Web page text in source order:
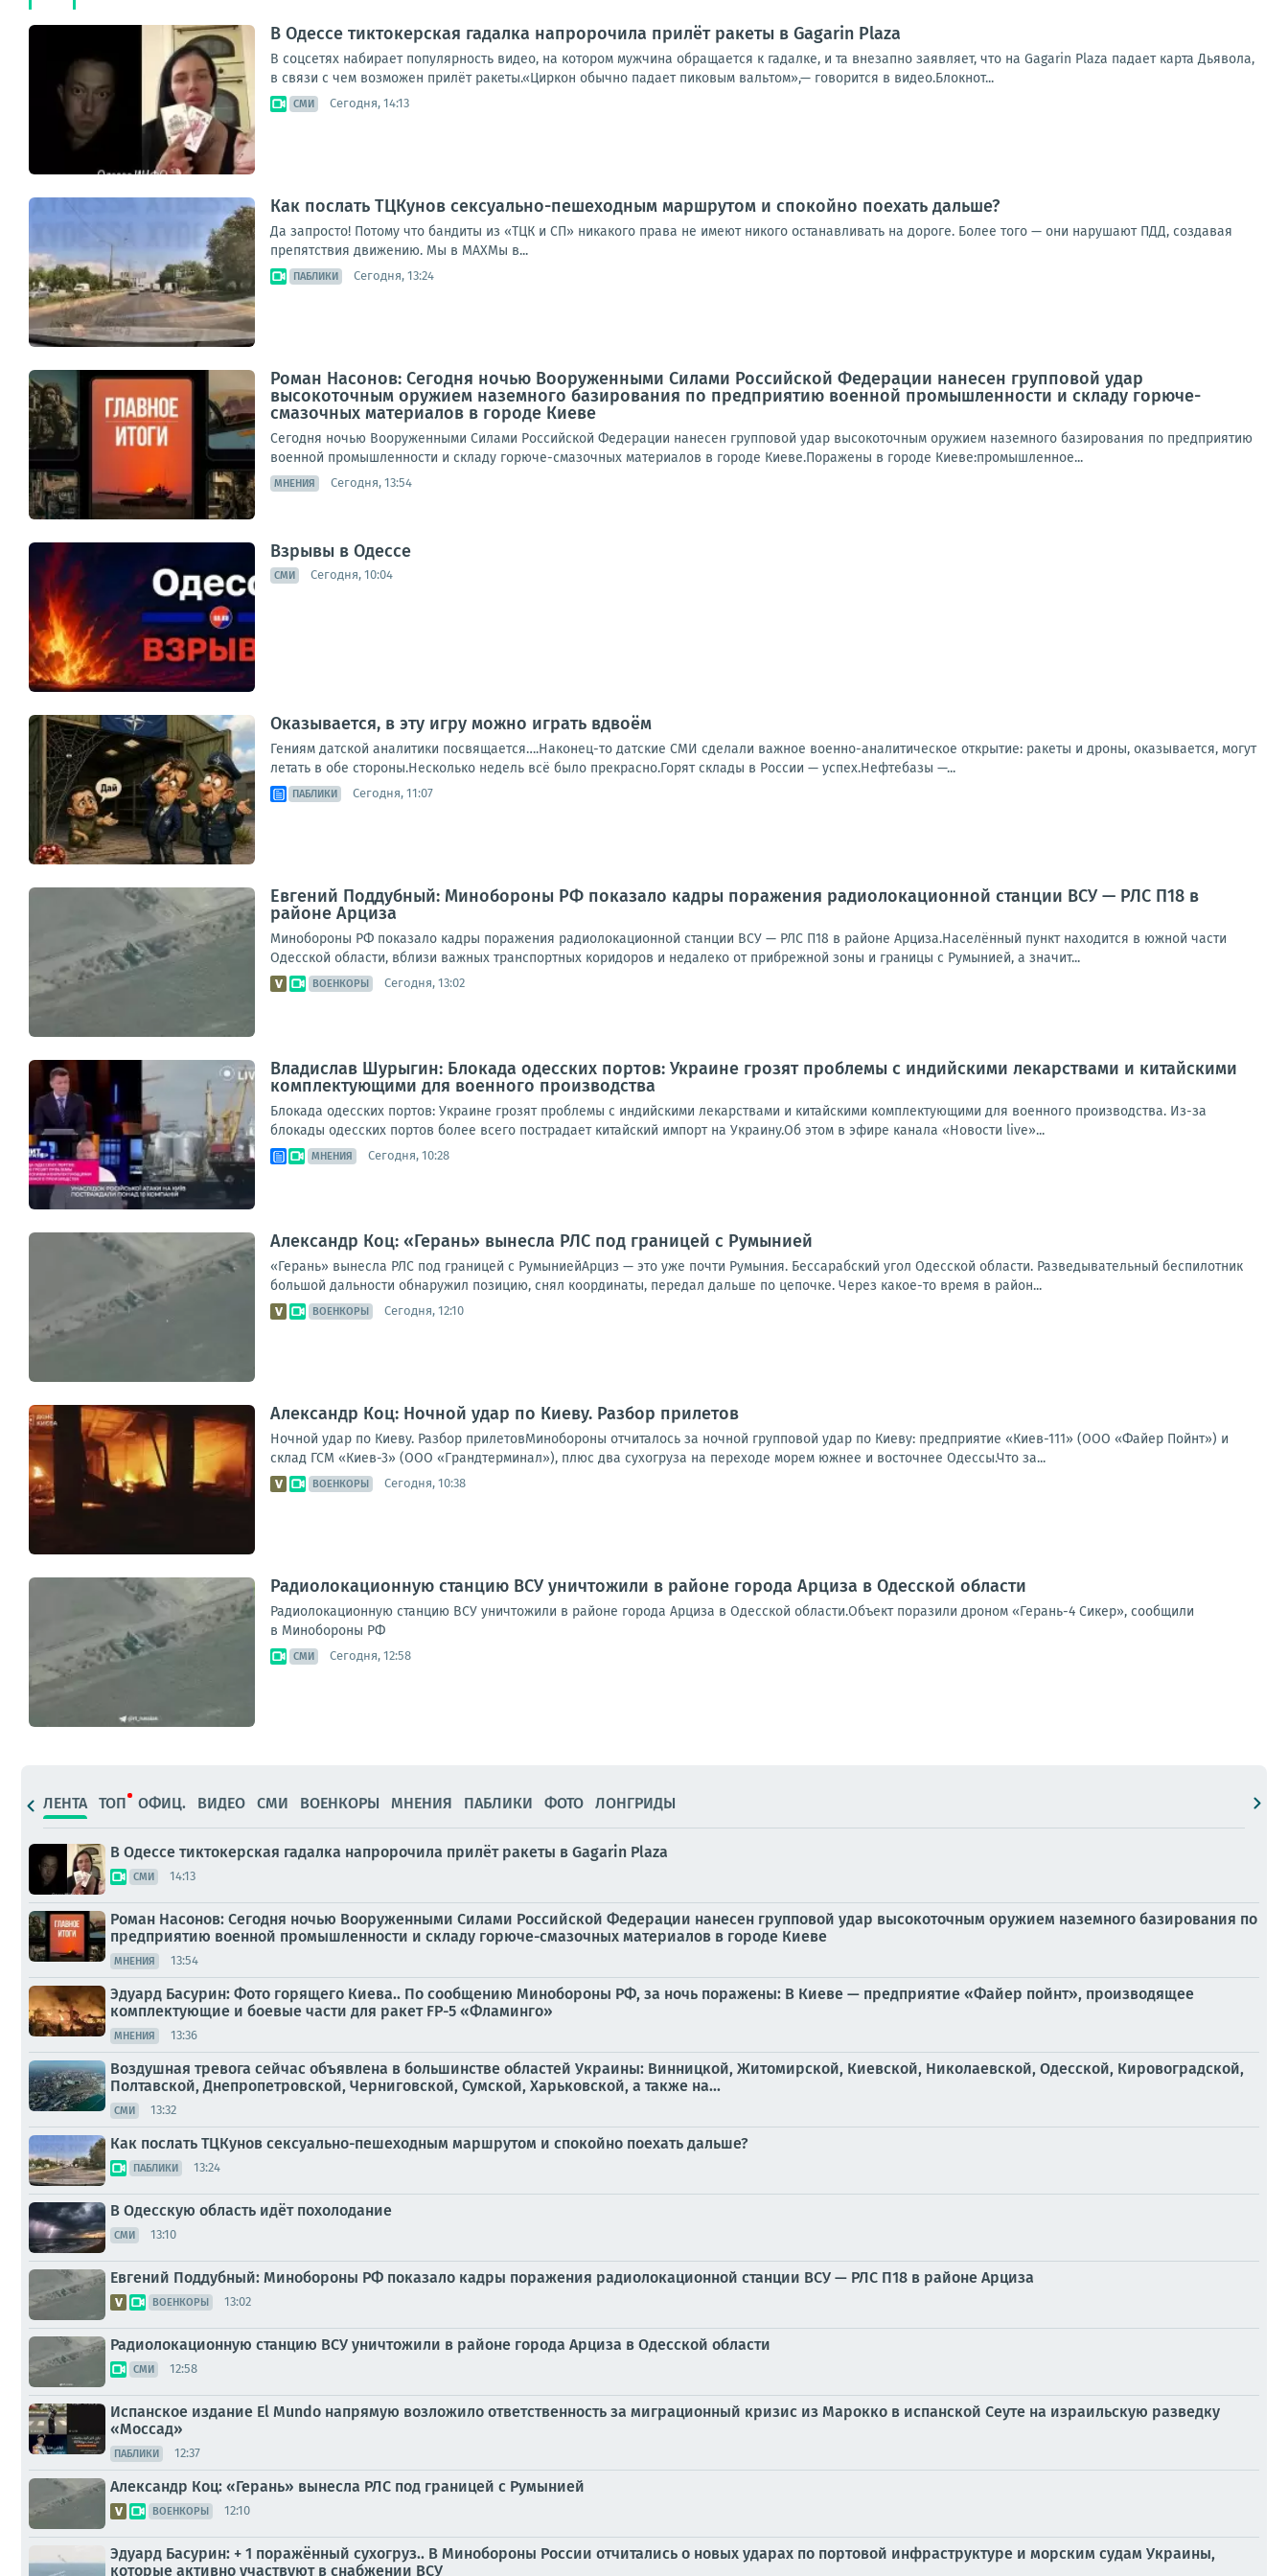
В Одессе тиктокерская гадалка напророчила прилёт ракеты в Gagarin Plaza
В соцсетях набирает популярность видео, на котором мужчина обращается к гадалке, и та внезапно заявляет, что на Gagarin Plaza падает карта Дьявола,
в связи с чем возможен прилёт ракеты.«Циркон обычно падает пиковым вальтом»,— говорится в видео.Блокнот...
СМИ Сегодня, 14:13
Как послать ТЦКунов сексуально-пешеходным маршрутом и спокойно поехать дальше?
Да запросто! Потому что бандиты из «ТЦК и СП» никакого права не имеют никого останавливать на дороге. Более того — они нарушают ПДД, создавая
препятствия движению. Мы в МАХМы в...
ПАБЛИКИ Сегодня, 13:24
Роман Насонов: Сегодня ночью Вооруженными Силами Российской Федерации нанесен групповой удар
высокоточным оружием наземного базирования по предприятию военной промышленности и складу горюче-
смазочных материалов в городе Киеве
Сегодня ночью Вооруженными Силами Российской Федерации нанесен групповой удар высокоточным оружием наземного базирования по предприятию
военной промышленности и складу горюче-смазочных материалов в городе Киеве.Поражены в городе Киеве:промышленное...
МНЕНИЯ Сегодня, 13:54
Взрывы в Одессе
СМИ Сегодня, 10:04
Оказывается, в эту игру можно играть вдвоём
Гениям датской аналитики посвящается….Наконец-то датские СМИ сделали важное военно-аналитическое открытие: ракеты и дроны, оказывается, могут
летать в обе стороны.Несколько недель всё было прекрасно.Горят склады в России — успех.Нефтебазы —...
ПАБЛИКИ Сегодня, 11:07
Евгений Поддубный: Минобороны РФ показало кадры поражения радиолокационной станции ВСУ — РЛС П18 в
районе Арциза
Минобороны РФ показало кадры поражения радиолокационной станции ВСУ — РЛС П18 в районе Арциза.Населённый пункт находится в южной части
Одесской области, вблизи важных транспортных коридоров и недалеко от прибрежной зоны и границы с Румынией, а значит...
ВОЕНКОРЫ Сегодня, 13:02
Владислав Шурыгин: Блокада одесских портов: Украине грозят проблемы с индийскими лекарствами и китайскими
комплектующими для военного производства
Блокада одесских портов: Украине грозят проблемы с индийскими лекарствами и китайскими комплектующими для военного производства. Из-за
блокады одесских портов более всего пострадает китайский импорт на Украину.Об этом в эфире канала «Новости live»...
МНЕНИЯ Сегодня, 10:28
Александр Коц: «Герань» вынесла РЛС под границей с Румынией
«Герань» вынесла РЛС под границей с РумыниейАрциз — это уже почти Румыния. Бессарабский угол Одесской области. Разведывательный беспилотник
большой дальности обнаружил позицию, снял координаты, передал дальше по цепочке. Через какое-то время в район...
ВОЕНКОРЫ Сегодня, 12:10
Александр Коц: Ночной удар по Киеву. Разбор прилетов
Ночной удар по Киеву. Разбор прилетовМинобороны отчиталось за ночной групповой удар по Киеву: предприятие «Киев-111» (ООО «Файер Пойнт») и
склад ГСМ «Киев-3» (ООО «Грандтерминал»), плюс два сухогруза на переходе морем южнее и восточнее Одессы.Что за...
ВОЕНКОРЫ Сегодня, 10:38
Радиолокационную станцию ВСУ уничтожили в районе города Арциза в Одесской области
Радиолокационную станцию ВСУ уничтожили в районе города Арциза в Одесской области.Объект поразили дроном «Герань-4 Сикер», сообщили
в Минобороны РФ
СМИ Сегодня, 12:58
ЛЕНТА ТОП ОФИЦ. ВИДЕО СМИ ВОЕНКОРЫ МНЕНИЯ ПАБЛИКИ ФОТО ЛОНГРИДЫ
В Одессе тиктокерская гадалка напророчила прилёт ракеты в Gagarin Plaza
СМИ 14:13
Роман Насонов: Сегодня ночью Вооруженными Силами Российской Федерации нанесен групповой удар высокоточным оружием наземного базирования по
предприятию военной промышленности и складу горюче-смазочных материалов в городе Киеве
МНЕНИЯ 13:54
Эдуард Басурин: Фото горящего Киева.. По сообщению Минобороны РФ, за ночь поражены: В Киеве — предприятие «Файер пойнт», производящее
комплектующие и боевые части для ракет FP-5 «Фламинго»
МНЕНИЯ 13:36
Воздушная тревога сейчас объявлена в большинстве областей Украины: Винницкой, Житомирской, Киевской, Николаевской, Одесской, Кировоградской,
Полтавской, Днепропетровской, Черниговской, Сумской, Харьковской, а также на...
СМИ 13:32
Как послать ТЦКунов сексуально-пешеходным маршрутом и спокойно поехать дальше?
ПАБЛИКИ 13:24
В Одесскую область идёт похолодание
СМИ 13:10
Евгений Поддубный: Минобороны РФ показало кадры поражения радиолокационной станции ВСУ — РЛС П18 в районе Арциза
ВОЕНКОРЫ 13:02
Радиолокационную станцию ВСУ уничтожили в районе города Арциза в Одесской области
СМИ 12:58
Испанское издание El Mundo напрямую возложило ответственность за миграционный кризис из Марокко в испанской Сеуте на израильскую разведку
«Моссад»
ПАБЛИКИ 12:37
Александр Коц: «Герань» вынесла РЛС под границей с Румынией
ВОЕНКОРЫ 12:10
Эдуард Басурин: + 1 поражённый сухогруз.. В Минобороны России отчитались о новых ударах по портовой инфраструктуре и морским судам Украины,
которые активно участвуют в снабжении ВСУ